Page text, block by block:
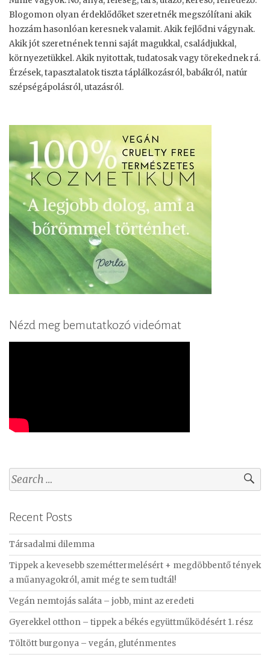
Blogomon olyan érdeklődőket szeretnék megszólítani akik
hozzám hasonlóan keresnek valamit. Akik fejlődni vágynak.
Akik jót szeretnének tenni saját magukkal, családjukkal,
környezetükkel. Akik nyitottak, tudatosak vagy törekednek rá.
Érzések, tapasztalatok tiszta táplálkozásról, babákról, natúr
szépségápolásról, utazásról.
Nézd meg bemutatkozó videómat
S
e
r
c
h
f
o
r
:
Recent Posts
Társadalmi dilemma
Tippek a kevesebb szeméttermelésért + megdöbbentő tények
a műanyagokról, amit még te sem tudtál!
Vegán nemtojás saláta – jobb, mint az eredeti
Gyerekkel otthon – tippek a békés együttműködésért 1. rész
Töltött burgonya – vegán, gluténmentes